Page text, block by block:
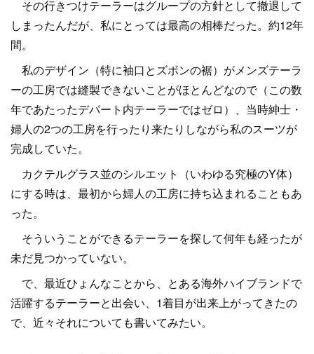
その行きつけテーラーはグループの方針として撤退して
しまったんだが、私にとっては最高の相棒だった。約12年
間。
私のデザイン（特に袖口とズボンの裾）がメンズテーラ
ーの工房では縫製できないことがほとんどなので（この数
年であたったデパート内テーラーではゼロ）、当時紳士・
婦人の2つの工房を行ったり来たりしながら私のスーツが
完成していた。
カクテルグラス並のシルエット（いわゆる究極のY体）
にする時は、最初から婦人の工房に持ち込まれることもあ
った。
そういうことができるテーラーを探して何年も経ったが
未だ見つかっていない。
で、最近ひょんなことから、とある海外ハイブランドで
活躍するテーラーと出会い、1着目が出来上がってきたの
で、近々それについても書いてみたい。